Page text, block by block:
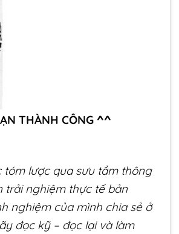
THÀNH CÔNG ^^
tóm lược qua sưu tầm thông
trải nghiệm thực tế bản
nghiệm của mình chia sẻ ở
đọc kỹ – đọc lại và làm